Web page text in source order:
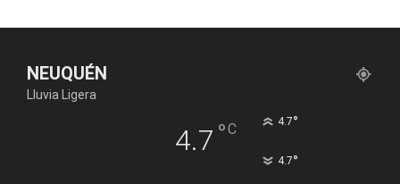
NEUQUÉN
Lluvia Ligera
4.7 °C 4.7°
4.7°